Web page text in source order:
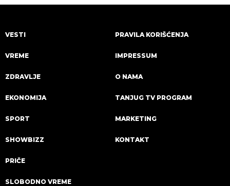
VESTI
VREME
ZDRAVLJE
EKONOMIJA
SPORT
SHOWBIZZ
PRIČE
SLOBODNO VREME
PRAVILA KORIŠĆENJA
IMPRESSUM
O NAMA
TANJUG TV PROGRAM
MARKETING
KONTAKT